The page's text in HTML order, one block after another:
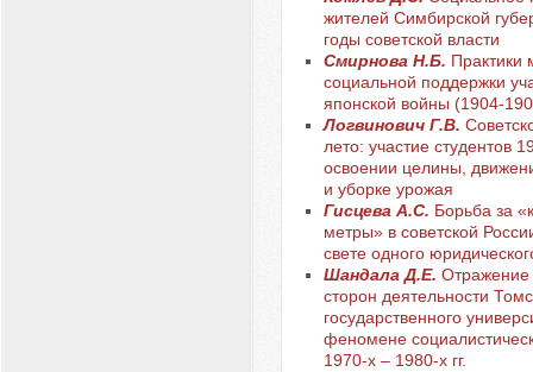
жителей Симбирской
годы советской власти
Смирнова Н.Б. Практики
социальной поддержки
японской войны (1904-
Логвинович Г.В.
лето: участие студентов
освоении целины,
и уборке урожая
Гисцева А.С. Борьба за
метры» в советской
свете одного
Шандала Д.Е. Отражение
сторон деятельности
государственного
феномене
1970-х – 1980-х гг.